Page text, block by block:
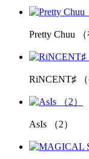
Pretty Chuu （
RiNCENT♯ （
AsIs （2）